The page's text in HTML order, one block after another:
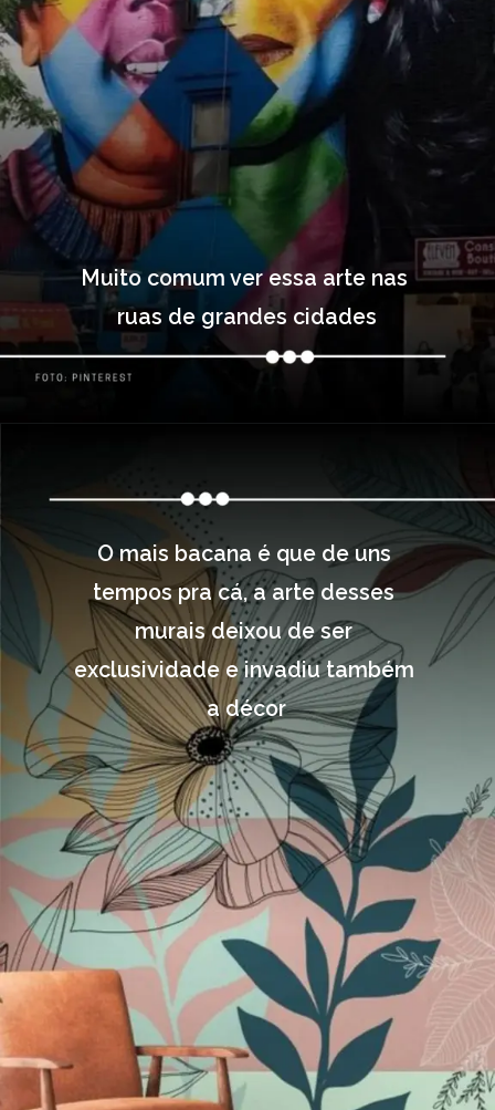
Muito comum ver essa arte nas
ruas de grandes cidades
O mais bacana é que de uns
tempos pra cá, a arte desses
murais deixou de ser
exclusividade e invadiu também
a décor